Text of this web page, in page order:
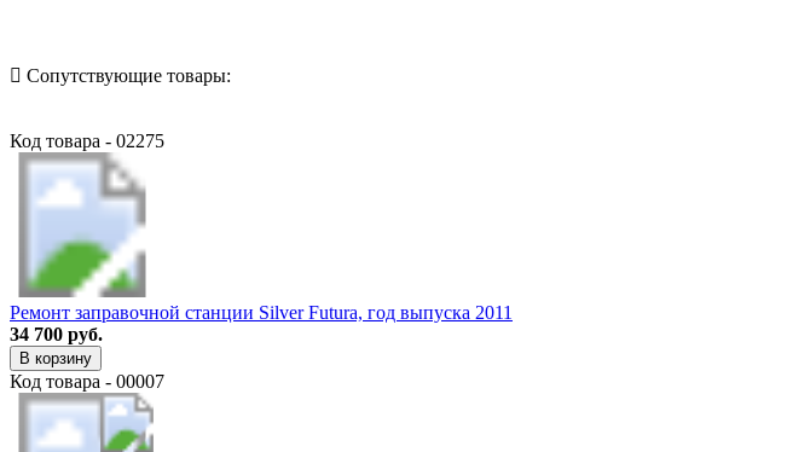
Сопутствующие товары:
Код товара - 02275
Ремонт заправочной станции Silver Futura, год выпуска 2011
34 700 руб.
В корзину
Код товара - 00007